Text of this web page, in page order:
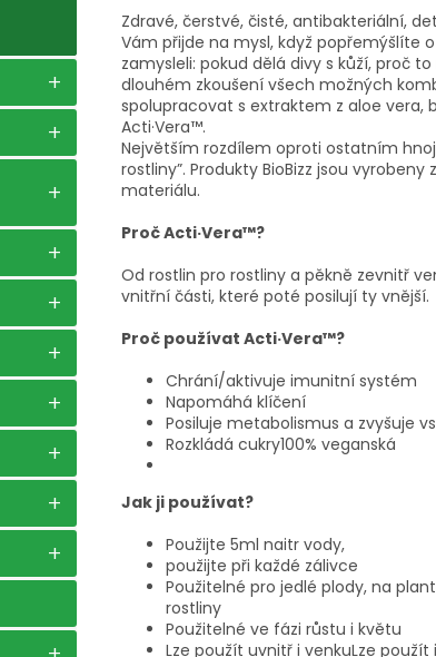
Zdravé, čerstvé, čisté, antibakteriální,
Vám přijde na mysl, když popřemýšlíte
zamysleli: pokud dělá divy s kůží, proč
dlouhém zkoušení všech možných
spolupracovat s extraktem z aloe vera,
Acti·Vera™.
Největším rozdílem oproti ostatním
rostliny”. Produkty BioBizz jsou
materiálu.
Proč Acti·Vera™?
Od rostlin pro rostliny a pěkně zevnitř
vnitřní části, které poté posilují ty vnější.
Proč používat Acti·Vera™?
Chrání/aktivuje imunitní systém
Napomáhá klíčení
Posiluje metabolismus a zvyšuje
Rozkládá cukry100% veganská
Jak ji používat?
Použijte 5ml naitr vody,
použijte při každé zálivce
Použitelné pro jedlé plody, na
rostliny
Použitelné ve fázi růstu i květu
Lze použít uvnitř i venkuLze použít